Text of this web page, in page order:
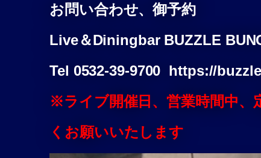
お問い合わせ、御予約
Live＆Diningbar BUZZLE
Tel 0532-39-9700 https://
※ライブ開催日、営業時間中、
くお願いいたします